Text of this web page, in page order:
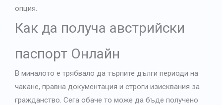
опция.
Как да получа австрийски
паспорт Онлайн
В миналото е трябвало да търпите дълги периоди на
чакане, правна документация и строги изисквания за
гражданство. Сега обаче то може да бъде получено